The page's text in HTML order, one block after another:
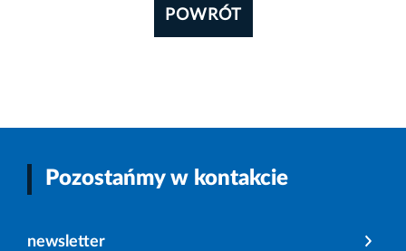
POWRÓT
Pozostańmy w kontakcie
newsletter